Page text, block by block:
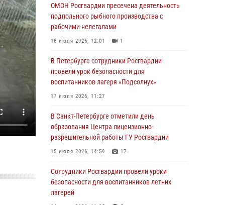
03 августа 2026, 11:51
В Санкт-Петербурге при содействии СОБР
03 августа 2026, 10:15 1
Сотрудники ГУ Росгвардии приняли участие в
боевому самбо
03 августа 2026, 10:07 7 1
В Ленобласти сотрудники ОМОН Росгвардии
профилактического мероприятия
03 августа 2026, 09:16 5
В Петербурге сотрудники Росгвардии
ОМОН Росгвардии пресечена деятельность
подпольного рыбного производства с
рабочими-нелегалами
16 июля 2026, 12:01 1
В Петербурге сотрудники Росгвардии
провели урок безопасности для
воспитанников лагеря «Подсолнух»
17 июля 2026, 11:27
В Санкт-Петербурге отметили день
образования Центра лицензионно-
разрешительной работы ГУ Росгвардии
15 июля 2026, 14:59 17
Сотрудники Росгвардии провели уроки
безопасности для воспитанников летних
лагерей